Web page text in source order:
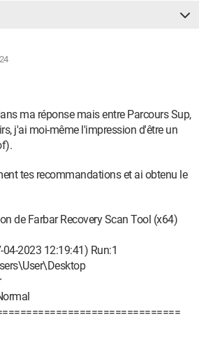
ma réponse mais entre Parcours Sup,
j'ai moi-même l'impression d'être un
tes recommandations et ai obtenu le
de Farbar Recovery Scan Tool (x64)
04-2023 12:19:41) Run:1